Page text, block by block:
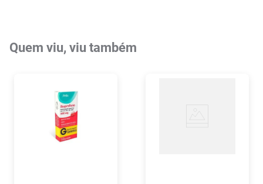
Quem viu, viu também